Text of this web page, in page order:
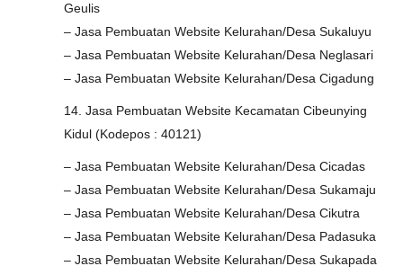
Geulis
– Jasa Pembuatan Website Kelurahan/Desa Sukaluyu
– Jasa Pembuatan Website Kelurahan/Desa Neglasari
– Jasa Pembuatan Website Kelurahan/Desa Cigadung
14. Jasa Pembuatan Website Kecamatan Cibeunying
Kidul (Kodepos : 40121)
– Jasa Pembuatan Website Kelurahan/Desa Cicadas
– Jasa Pembuatan Website Kelurahan/Desa Sukamaju
– Jasa Pembuatan Website Kelurahan/Desa Cikutra
– Jasa Pembuatan Website Kelurahan/Desa Padasuka
– Jasa Pembuatan Website Kelurahan/Desa Sukapada